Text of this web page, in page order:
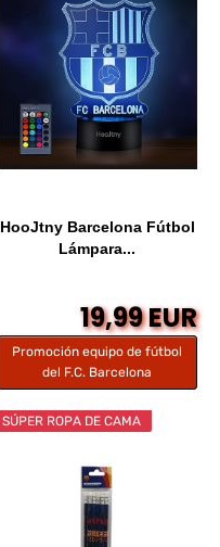
HooJtny Barcelona Fútbol
Lámpara...
19,99 EUR
Promoción equipo de fútbol
del F.C. Barcelona
SÚPER ROPA DE CAMA